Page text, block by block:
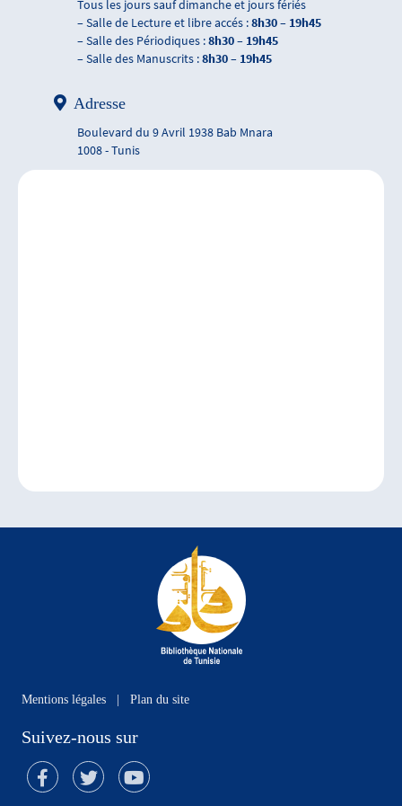
Tous les jours sauf dimanche et jours fériés
– Salle de Lecture et libre accés :8h30 – 19h45
– Salle des Périodiques :8h30 – 19h45
– Salle des Manuscrits :8h30 – 19h45
Adresse
Boulevard du 9 Avril 1938 Bab Mnara
1008 - Tunis
Mentions légales Plan du site
Suivez-nous sur